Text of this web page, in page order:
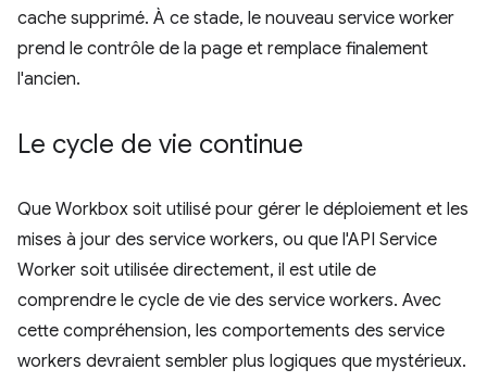
cache supprimé. À ce stade, le nouveau service worker
prend le contrôle de la page et remplace finalement
l'ancien.
Le cycle de vie continue
Que Workbox soit utilisé pour gérer le déploiement et les
mises à jour des service workers, ou que l'API Service
Worker soit utilisée directement, il est utile de
comprendre le cycle de vie des service workers. Avec
cette compréhension, les comportements des service
workers devraient sembler plus logiques que mystérieux.